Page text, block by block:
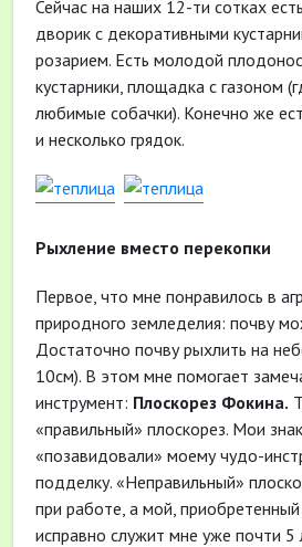
Сейчас на наших 12-ти сотках
дворик с декоративными
розарием. Есть молодой
кустарники, площадка с газоном
любимые собачки). Конечно же
и несколько грядок.
Рыхление вместо перекопки
Первое, что мне понравилось в
природного земледелия: почву
Достаточно почву рыхлить на
10см). В этом мне помогает
инструмент: Плоскорез Фокина.
«правильный» плоскорез. Мои
«позавидовали» моему чудо-
подделку. «Неправильный»
при работе, а мой,
исправно служит мне уже почти 5